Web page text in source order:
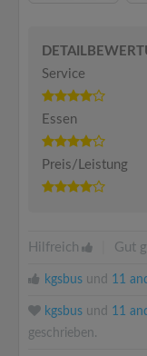
Service
Essen
Preis/Leistung
Hilfreich Gut
kgsbus und 11
kgsbus und 11
geschrieben.